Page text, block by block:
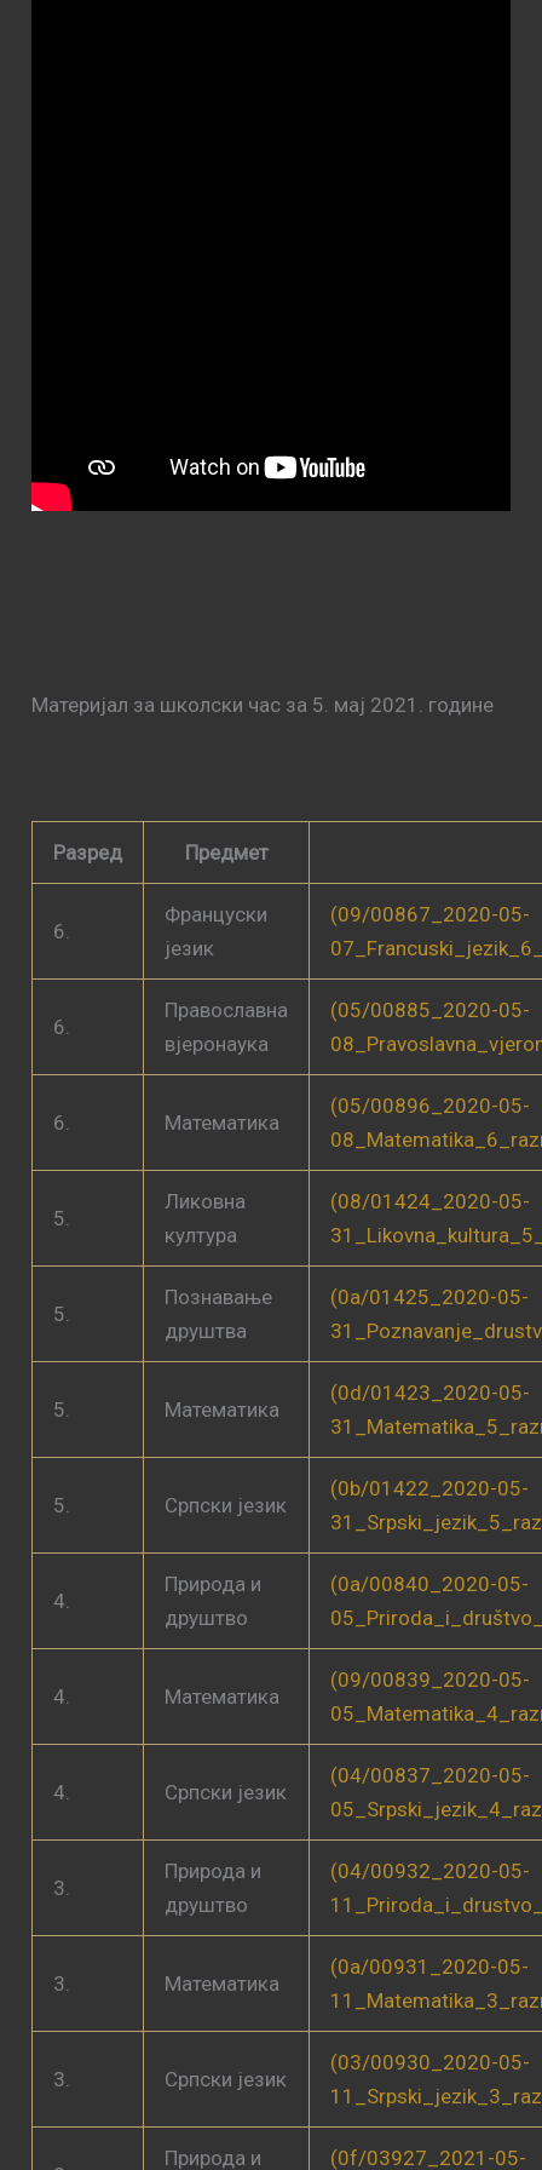
Материјал за школски час за 5. мај 2021. године
Разред Предмет
6.
Француски
језик
(09/00867_2020-05-
6.
Православна
вјеронаука
(05/00885_2020-05-
6. Математика
(05/00896_2020-05-
5.
Ликовна
култура
(08/01424_2020-05-
5.
Познавање
друштва
(0a/01425_2020-05-
5. Математика
(0d/01423_2020-05-
5. Српски језик
(0b/01422_2020-05-
4.
Природа и
друштво
(0a/00840_2020-05-
4. Математика
(09/00839_2020-05-
4. Српски језик
(04/00837_2020-05-
3.
Природа и
друштво
(04/00932_2020-05-
3. Математика
(0a/00931_2020-05-
3. Српски језик
(03/00930_2020-05-
Природа и (0f/03927_2021-05-